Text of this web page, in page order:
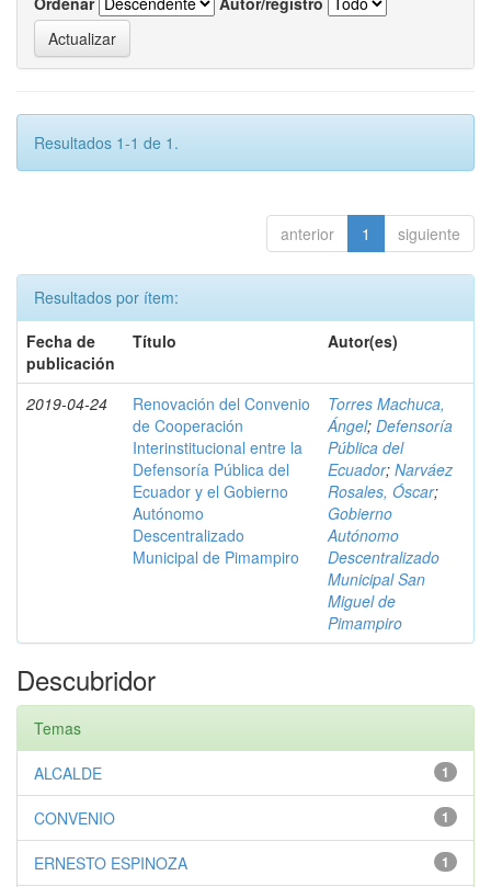
Resultados 1-1 de 1.
anterior 1 siguiente
Resultados por ítem:
Fecha de
publicación
Título Autor(es)
2019-04-24
Renovación del Convenio
de Cooperación
Interinstitucional entre la
Defensoría Pública del
Ecuador y el Gobierno
Autónomo
Descentralizado
Municipal de Pimampiro
Torres Machuca,
Ángel; Defensoría
Pública del
Ecuador; Narváez
Rosales, Óscar;
Gobierno
Autónomo
Descentralizado
Municipal San
Miguel de
Pimampiro
Descubridor
Temas
1
ALCALDE
1
CONVENIO
1
ERNESTO ESPINOZA